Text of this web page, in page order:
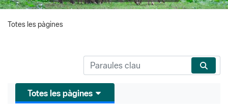
Totes les pàgines
Totes les pàgines